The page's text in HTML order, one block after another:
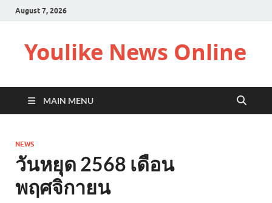
August 7, 2026
Youlike News Online
MAIN MENU
NEWS
วันหยุด 2568 เดือน
พฤศจิกายน